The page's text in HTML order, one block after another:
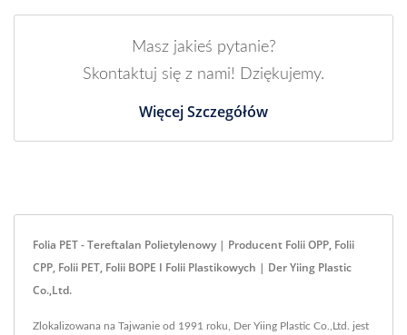
Masz jakieś pytanie?
Skontaktuj się z nami! Dziękujemy.
Więcej Szczegółów
Folia PET - Tereftalan Polietylenowy | Producent Folii OPP, Folii
CPP, Folii PET, Folii BOPE I Folii Plastikowych | Der Yiing Plastic
Co.,Ltd.
Zlokalizowana na Tajwanie od 1991 roku, Der Yiing Plastic Co.,Ltd. jest